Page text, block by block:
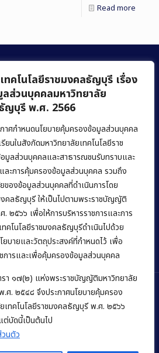
ทคโนโลยีราชมงคลธัญบุรี เรื่อง
ส่วนบุคคลมหาวิทยาลัย
ญบุรี พ.ศ. 2566
าศกำหนดนโยบายคุ้มครองข้อมูลส่วนบุคคล
ยนในสังกัดมหาวิทยาลัยเทคโนโลยีราช
มูลส่วนบุคคลและสาธารณชนรับทราบและ
ละการคุ้มครองข้อมูลส่วนบุคคล รวมถึง
ของข้อมูลส่วนบุคคลที่ดำเนินการโดย
งคลธัญบุรี ให้เป็นไปตามพระราชบัญญัติ
๕๖๖ เพื่อให้การบริหารราชการและการ
คโนโลยีราชมงคลธัญบุรีดำเนินไปด้วย
ยบายและวัตถุประสงค์ที่กำหนดไว้ เพื่อ
การและเพื่อคุ้มครองข้อมูลส่วนบุคคล
รา ๑๗(๒) แห่งพระราชบัญญัติมหาวิทยาลัย
ศ. ๒๕๔๘ จึงประกาศนโยบายคุ้มครอง
เทคโนโลยีราชมงคลธัญบุรี พ.ศ. ๒๕๖๖
บัดนี้เป็นต้นไป
วนตัว
Read more
ชมงคลธัญบุรี
ก ตำบลคลองหก
มธานี 12120
,+66 (0) 2549 3241
ารธุรกิจ มหาวิทยาลัยเทคโนโลยีราชมงคล
ธัญบุรี